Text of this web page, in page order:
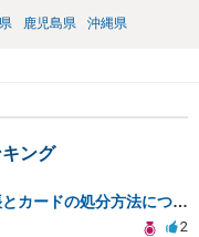
鹿児島県 沖縄県
ング
離婚後の元配偶者名義の銀行通帳とカードの処分方法について
2